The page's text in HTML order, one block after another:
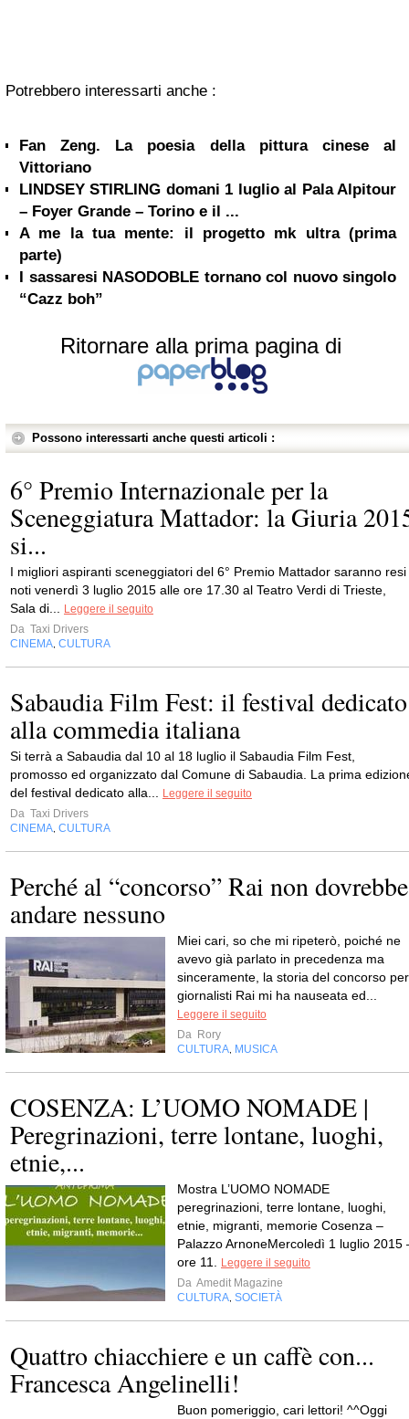
Potrebbero interessarti anche :
Fan Zeng. La poesia della pittura cinese al
Vittoriano
LINDSEY STIRLING domani 1 luglio al Pala Alpitour
– Foyer Grande – Torino e il ...
A me la tua mente: il progetto mk ultra (prima
parte)
I sassaresi NASODOBLE tornano col nuovo singolo
“Cazz boh”
Ritornare alla prima pagina di
Possono interessarti anche questi articoli :
6° Premio Internazionale per la
Sceneggiatura Mattador: la Giuria
si...
I migliori aspiranti sceneggiatori del 6° Premio Mattador saranno resi
noti venerdì 3 luglio 2015 alle ore 17.30 al Teatro Verdi di Trieste,
Sala di...
Leggere il seguito
Da Taxi Drivers
CINEMA CULTURA
Sabaudia Film Fest: il festival dedicato
alla commedia italiana
Si terrà a Sabaudia dal 10 al 18 luglio il Sabaudia Film Fest,
promosso ed organizzato dal Comune di Sabaudia. La prima
del festival dedicato alla...
Leggere il seguito
Da Taxi Drivers
CINEMA CULTURA
Perché al “concorso” Rai non dovrebbe
andare nessuno
Miei cari, so che mi ripeterò, poiché ne
avevo già parlato in precedenza ma
sinceramente, la storia del concorso per
giornalisti Rai mi ha nauseata ed...
Leggere il seguito
Da Rory
CULTURA MUSICA
COSENZA: L’UOMO NOMADE |
Peregrinazioni, terre lontane, luoghi,
etnie,...
Mostra L’UOMO NOMADE
peregrinazioni, terre lontane, luoghi,
etnie, migranti, memorie Cosenza –
Palazzo ArnoneMercoledì 1 luglio 2015
ore 11.
Leggere il seguito
Da Amedit Magazine
CULTURA SOCIETÀ
Quattro chiacchiere e un caffè con...
Francesca Angelinelli!
Buon pomeriggio, cari lettori! ^^Oggi